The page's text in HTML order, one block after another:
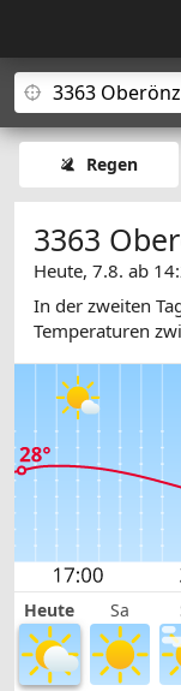
Regen
3363
Heute, 7.8. ab
In der zweiten
Temperaturen
Heute Sa